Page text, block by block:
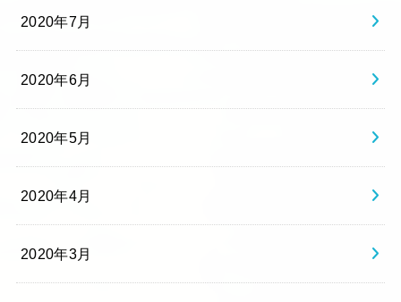
2020年7月
2020年6月
2020年5月
2020年4月
2020年3月